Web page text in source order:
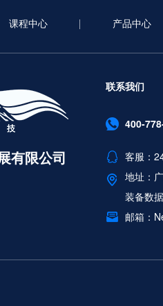
课程中心 产品中心
有限公司
联系我们
400-
客服：
地址：
装备数
邮箱：